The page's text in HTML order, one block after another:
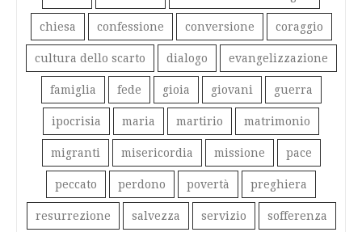
chiesa confessione conversione coraggio
cultura dello scarto dialogo evangelizzazione
famiglia fede gioia giovani guerra
ipocrisia maria martirio matrimonio
migranti misericordia missione pace
peccato perdono povertà preghiera
resurrezione salvezza servizio sofferenza